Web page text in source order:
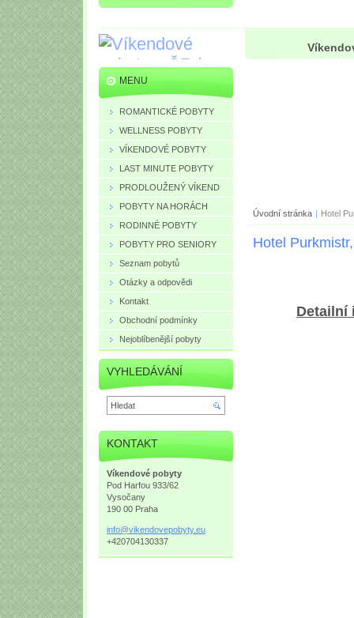
Úvodní stránka | Hotel
Hotel
Detailní
MENU
ROMANTICKÉ POBYTY
WELLNESS POBYTY
VÍKENDOVÉ POBYTY
LAST MINUTE POBYTY
PRODLOUŽENÝ VÍKEND
POBYTY NA HORÁCH
RODINNÉ POBYTY
POBYTY PRO SENIORY
Seznam pobytů
Otázky a odpovědi
Kontakt
Obchodní podmínky
Nejoblíbenější pobyty
VYHLEDÁVÁNÍ
KONTAKT
Víkendové pobyty
Pod Harfou 933/62
Vysočany
190 00 Praha
info@vikendovepobyty.eu
+420704130337